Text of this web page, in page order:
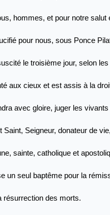
hommes, et pour notre
pour nous, sous Ponce
le troisième jour, selon
aux cieux et est assis à la
avec gloire, juger les
Saint, Seigneur, donateur de
sainte, catholique et
un seul baptême pour la
résurrection des morts.